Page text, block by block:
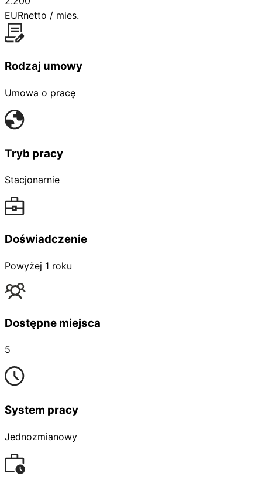
EURnetto / mies.
Rodzaj umowy
Umowa o pracę
Tryb pracy
Stacjonarnie
Doświadczenie
Powyżej 1 roku
Dostępne miejsca
5
System pracy
Jednozmianowy